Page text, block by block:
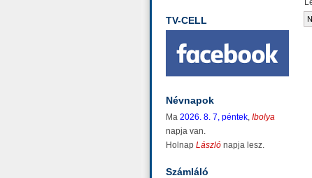
TV-CELL
Névnapok
Ma 2026. 8. 7, péntek, Ibolya
napja van.
Holnap László napja lesz.
Számláló